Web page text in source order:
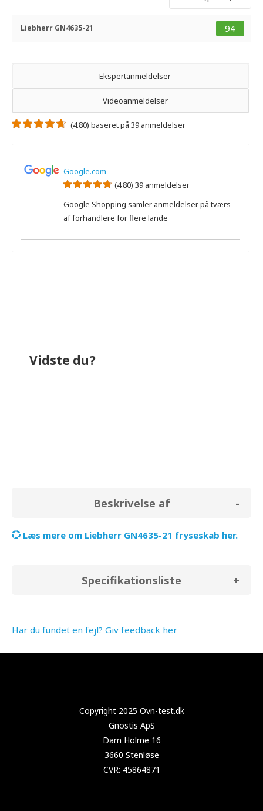
94
Liebherr GN4635-21
Ekspertanmeldelser
Videoanmeldelser
(4.80) baseret på 39 anmeldelser
Google.com
(4.80) 39 anmeldelser
Google Shopping samler anmeldelser på tværs
af forhandlere for flere lande
Vidste du?
Beskrivelse af
Læs mere om Liebherr GN4635-21 fryseskab her.
Specifikationsliste
Har du fundet en fejl? Giv feedback her